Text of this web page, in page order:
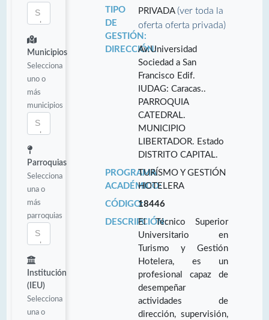
Municipios
Selecciona
uno o
más
municipios
Parroquias
Selecciona
una o
más
parroquias
Institución
(IEU)
Selecciona
una o
TIPO
DE
GESTIÓN:
PRIVADA(ver toda la
oferta oferta privada)
DIRECCIÓN:Av.Universidad
Sociedad a San
Francisco Edif.
IUDAG: Caracas..
PARROQUIA
CATEDRAL.
MUNICIPIO
LIBERTADOR. Estado
DISTRITO CAPITAL.
PROGRAMA
ACADÉMICO:
TURÍSMO Y GESTIÓN
HOTELERA
CÓDIGO:18446
DESCRIPCIÓN:El Técnico Superior
Universitario en
Turismo y Gestión
Hotelera, es un
profesional capaz de
desempeñar
actividades de
dirección, supervisión,